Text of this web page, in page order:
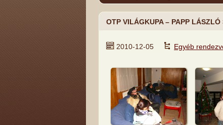
OTP VILÁGKUPA – PAPP
2010-12-05 Egyéb